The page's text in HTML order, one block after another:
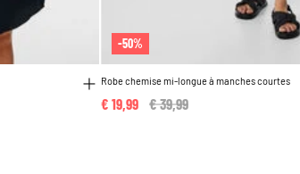
-50%
Robe chemise mi-longue à manches courtes
Price reduced from
€ 39,99
€ 19,99